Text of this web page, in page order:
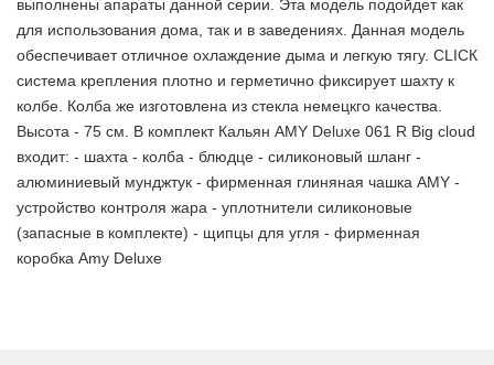
выполнены апараты данной серии. Эта модель подойдет как
для использования дома, так и в заведениях. Данная модель
обеспечивает отличное охлаждение дыма и легкую тягу. CLICК
система крепления плотно и герметично фиксирует шахту к
колбе. Колба же изготовлена из стекла немецкго качества.
Высота - 75 см. В комплект Кальян AMY Deluxe 061 R Big cloud
входит: - шахта - колба - блюдце - силиконовый шланг -
алюминиевый мунджтук - фирменная глиняная чашка AMY -
устройство контроля жара - уплотнители силиконовые
(запасные в комплекте) - щипцы для угля - фирменная
коробка Amy Deluxe